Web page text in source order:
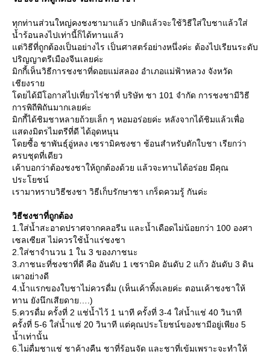
ทุกท่านส่วนใหญ่คงชงชามาแล้ว ปกติแล้วจะใช้วิธีใส่ใบชาแล้วใส่
น้ำร้อนลงไปเท่านี้ก็ได้ทานแล้ว
ต่วิธีที่ถูกต้องเป็นอย่างไร เป็นศาสตร์อย่างหนึ่งค่ะ ต้องไปเรียนระดับ
ปริญญาตรีเมืองจีนเลยค่ะ
มิกกี้เห็นวิธีการชงชาที่ดอยแม่สลอง อำเภอแม่ฟ้าหลวง จังหวัด
เชียงรา
ดยได้มีโอกาสไปเที่ยวไร่ชาที่ บริษัท ชา 101 จำกัด การชงชามีวิธี
การพิถีพิถันมากเลยค่ะ
มิกกี้ได้ชิมชาหลายถ้วยเล็ก ๆ หอมอร่อยค่ะ หลังจากได้ชิมแล้วเพื่อ
สดงมิตรไมตรีที่ดี ได้อุดหนุน
ดยซื้อ ชาพันธุ์อู่หลง เซรามิคชงชา ช้อนสำหรับตักใบชา เรียกว่า
ครบชุดที่เดียว
เค้าบอกว่าต้องชงชาให้ถูกต้องด้วย แล้วจะทานได้อร่อย มีคุณ
ประโยชน์
เรามาทราบวิธีชงชา วิธีเก็บรักษาชา เกร็ดควมรู้ กันค่ะ
วิธีชงชาที่ถูกต้อง
1.ใส่น้ำสะอาดปราศจากคลอรีน และน้ำเดือดไม่น้อยกว่า 100 องศา
เซลเซียส ไม่ควรใช้น้ำแร่ชงชา
2.ใส่ชาจำนวน 1 ใน 3 ของภาชนะ
3.ภาชนะที่ชงชาที่ดี คือ อันดับ 1 เซรามิค อันดับ 2 แก้ว อันดับ 3 ดิน
เผาอย่างดี
4.น้ำแรกของใบชาไม่ควรดื่ม (เห็นเค้าทิ้งเลยค่ะ ตอนเค้าชงชาให้
ทาน ยังนึกเสียดาย….)
5.ควรดื่ม ครั้งที่ 2 แช่น้ำไว้ 1 นาที ครั้งที่ 3-4 ใส่น้ำแช่ 40 วินาที
ครั้งที่ 5-6 ใส่น้ำแช่ 20 วินาที แต่คุณประโยชน์ของชามีอยู่เพียง 5
น้ำเท่านั้น
6.ไม่ดื่มชาแช่ ชาค้างคืน ชาที่ร้อนจัด และชาที่เข้มเพราะจะทำให้